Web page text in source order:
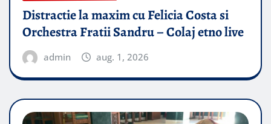
Distractie la maxim cu Felicia Costa si
Orchestra Fratii Sandru – Colaj etno live
admin aug. 1, 2026